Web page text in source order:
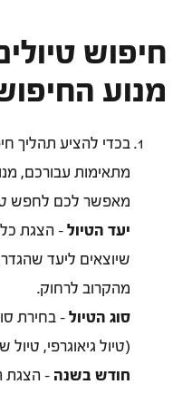
חיפוש
מנוע
בכדי להציע תהליך
מתאימות עבורכם,
מאפשר לכם לחפש
יעד הטיול - הצגת
שיוצאים ליעד
מהקרוב לרחוק.
סוג הטיול - בחירת
(טיול גיאוגרפי,
חודש בשנה - הצגת